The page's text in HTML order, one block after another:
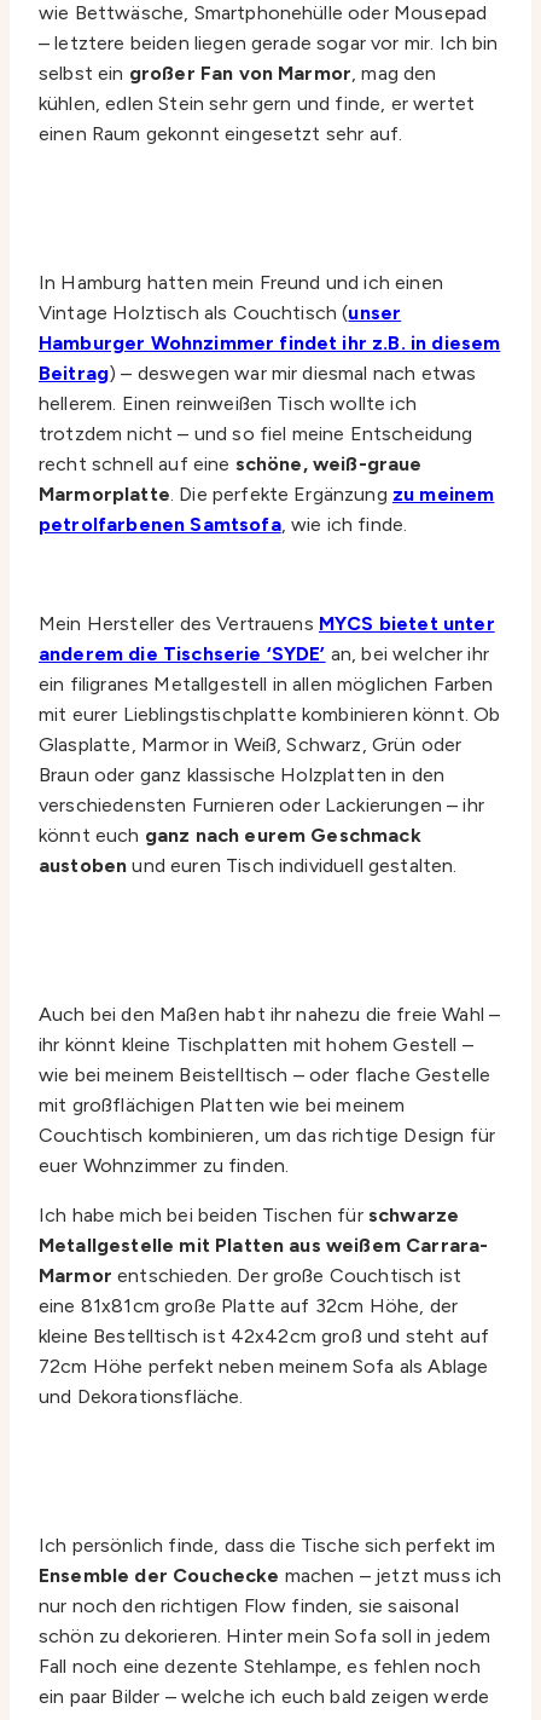
wie Bettwäsche, Smartphonehülle oder Mousepad
– letztere beiden liegen gerade sogar vor mir. Ich bin
selbst ein großer Fan von Marmor, mag den
kühlen, edlen Stein sehr gern und finde, er wertet
einen Raum gekonnt eingesetzt sehr auf.
In Hamburg hatten mein Freund und ich einen
Vintage Holztisch als Couchtisch (unser
Hamburger Wohnzimmer findet ihr z.B. in diesem
Beitrag) – deswegen war mir diesmal nach etwas
hellerem. Einen reinweißen Tisch wollte ich
trotzdem nicht – und so fiel meine Entscheidung
recht schnell auf eine schöne, weiß-graue
Marmorplatte. Die perfekte Ergänzung zu meinem
petrolfarbenen Samtsofa, wie ich finde.
Mein Hersteller des Vertrauens MYCS bietet unter
anderem die Tischserie ‘SYDE’ an, bei welcher ihr
ein filigranes Metallgestell in allen möglichen Farben
mit eurer Lieblingstischplatte kombinieren könnt. Ob
Glasplatte, Marmor in Weiß, Schwarz, Grün oder
Braun oder ganz klassische Holzplatten in den
verschiedensten Furnieren oder Lackierungen – ihr
könnt euch ganz nach eurem Geschmack
austoben und euren Tisch individuell gestalten.
Auch bei den Maßen habt ihr nahezu die freie Wahl –
ihr könnt kleine Tischplatten mit hohem Gestell –
wie bei meinem Beistelltisch – oder flache Gestelle
mit großflächigen Platten wie bei meinem
Couchtisch kombinieren, um das richtige Design für
euer Wohnzimmer zu finden.
Ich habe mich bei beiden Tischen für schwarze
Metallgestelle mit Platten aus weißem Carrara-
Marmor entschieden. Der große Couchtisch ist
eine 81x81cm große Platte auf 32cm Höhe, der
kleine Bestelltisch ist 42x42cm groß und steht auf
72cm Höhe perfekt neben meinem Sofa als Ablage
und Dekorationsfläche.
Ich persönlich finde, dass die Tische sich perfekt im
Ensemble der Couchecke machen – jetzt muss ich
nur noch den richtigen Flow finden, sie saisonal
schön zu dekorieren. Hinter mein Sofa soll in jedem
Fall noch eine dezente Stehlampe, es fehlen noch
ein paar Bilder – welche ich euch bald zeigen werde